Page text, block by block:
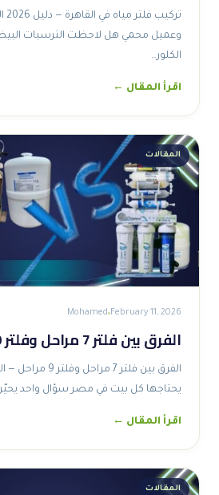
وعميل محمي هل لاحظت الترسبات
الكلور…
اقرأ المقال ←
المقالات
February 11, 2026
Mohamed
الفرق بين فلتر 7 مراحل وفلتر 9 مراحل
الفرق بين فلتر 7
يحتاجها كل بيت في مصر سؤال واحد
اقرأ المقال ←
المقالات